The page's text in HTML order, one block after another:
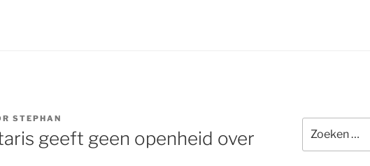
STEPHAN
geeft geen openheid over
naar: